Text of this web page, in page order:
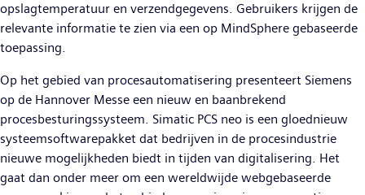
opslagtemperatuur en verzendgegevens. Gebruikers krijgen de
relevante informatie te zien via een op MindSphere gebaseerde
toepassing.
Op het gebied van procesautomatisering presenteert Siemens
op de Hannover Messe een nieuw en baanbrekend
procesbesturingssysteem. Simatic PCS neo is een gloednieuw
systeemsoftwarepakket dat bedrijven in de procesindustrie
nieuwe mogelijkheden biedt in tijden van digitalisering. Het
gaat dan onder meer om een wereldwijde webgebaseerde